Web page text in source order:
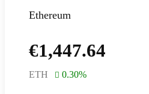
Ethereum
€1,447.64
ETH 0.30%